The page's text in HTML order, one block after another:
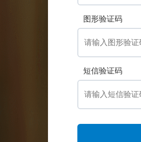
图形验证码
短信验证码